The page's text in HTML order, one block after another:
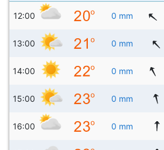
12:00 0 mm
13:00 0 mm
14:00 0 mm
15:00 0 mm
16:00 0 mm